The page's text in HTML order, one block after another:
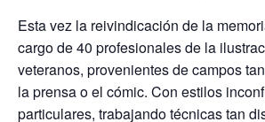
Esta vez la reivindicación de la
cargo de 40 profesionales de la
veteranos, provenientes de campos
la prensa o el cómic. Con estilos
particulares, trabajando técnicas tan